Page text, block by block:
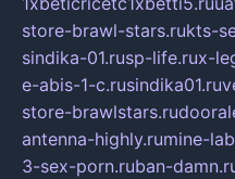
store-brawl-stars.rukts-
sindika-01.rusp-life.rux-
e-abis-1-c.rusindika01.ru
store-brawlstars.ru
antenna-highly.rumine-
3-sex-porn.ruban-